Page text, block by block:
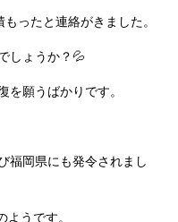
ったと連絡がきました。
しょうか？💦
願うばかりです。
福岡県にも発令されまし
うです。